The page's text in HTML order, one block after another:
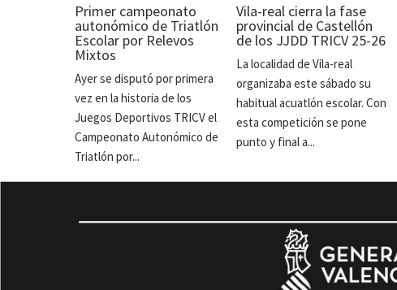
Primer campeonato
autonómico de Triatlón
Escolar por Relevos
Mixtos
Ayer se disputó por primera
vez en la historia de los
Juegos Deportivos TRICV el
Campeonato Autonómico de
Triatlón por...
Vila-real cierra la fase
provincial de Castellón
de los JJDD TRICV 25-26
La localidad de Vila-real
organizaba este sábado su
habitual acuatlón escolar. Con
esta competición se pone
punto y final a...